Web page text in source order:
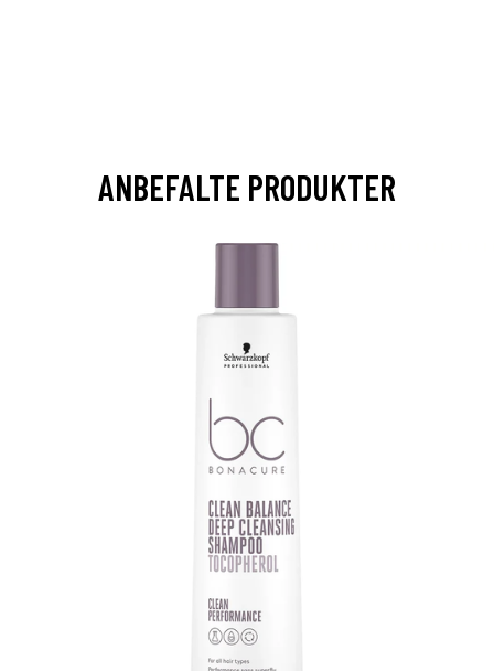
ANBEFALTE PRODUKTER